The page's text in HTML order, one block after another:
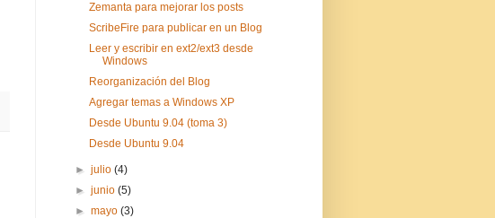
Zemanta para mejorar los posts
ScribeFire para publicar en un Blog
Leer y escribir en ext2/ext3 desde
Windows
Reorganización del Blog
Agregar temas a Windows XP
Desde Ubuntu 9.04 (toma 3)
Desde Ubuntu 9.04
►julio(4)
►junio(5)
►mayo(3)